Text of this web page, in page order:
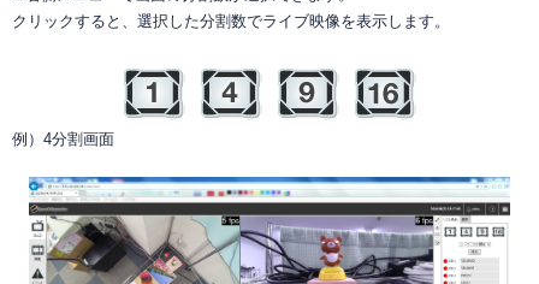
クリックすると、選択した分割数でライブ映像を表示します。
例）4分割画面